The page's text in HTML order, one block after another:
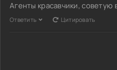
Агенты красавчики, советую
Ответить Цитировать